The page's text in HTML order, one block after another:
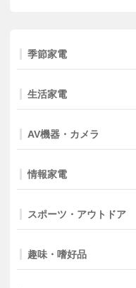
季節家電
生活家電
AV機器・カメラ
情報家電
スポーツ・アウトドア
趣味・嗜好品